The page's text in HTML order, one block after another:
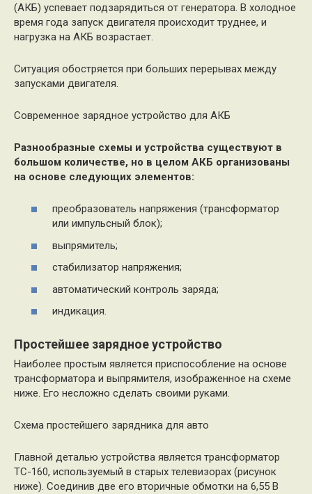
(АКБ) успевает подзарядиться от генератора. В холодное
время года запуск двигателя происходит труднее, и
нагрузка на АКБ возрастает.
Ситуация обостряется при больших перерывах между
запусками двигателя.
Современное зарядное устройство для АКБ
Разнообразные схемы и устройства существуют в
большом количестве, но в целом АКБ организованы
на основе следующих элементов:
преобразователь напряжения (трансформатор
или импульсный блок);
выпрямитель;
стабилизатор напряжения;
автоматический контроль заряда;
индикация.
Простейшее зарядное устройство
Наиболее простым является приспособление на основе
трансформатора и выпрямителя, изображенное на схеме
ниже. Его несложно сделать своими руками.
Схема простейшего зарядника для авто
Главной деталью устройства является трансформатор
ТС-160, используемый в старых телевизорах (рисунок
ниже). Соединив две его вторичные обмотки на 6,55 В